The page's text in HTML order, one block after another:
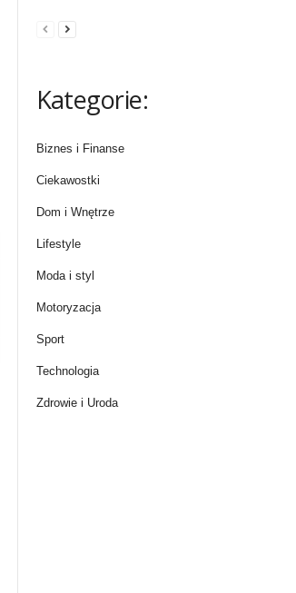
Kategorie:
Biznes i Finanse
Ciekawostki
Dom i Wnętrze
Lifestyle
Moda i styl
Motoryzacja
Sport
Technologia
Zdrowie i Uroda